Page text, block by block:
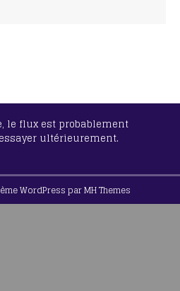
le flux est probablement
ultérieurement.
WordPress parMH Themes